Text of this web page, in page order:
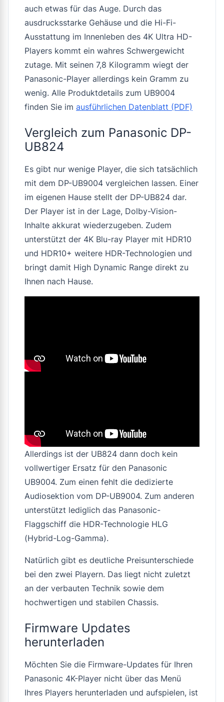
auch etwas für das Auge. Durch das
ausdrucksstarke Gehäuse und die Hi-Fi-
Ausstattung im Innenleben des 4K Ultra HD-
Players kommt ein wahres Schwergewicht
zutage. Mit seinen 7,8 Kilogramm wiegt der
Panasonic-Player allerdings kein Gramm zu
wenig. Alle Produktdetails zum UB9004
finden Sie im ausführlichen Datenblatt (PDF)
Vergleich zum Panasonic DP-
UB824
Es gibt nur wenige Player, die sich tatsächlich
mit dem DP-UB9004 vergleichen lassen. Einer
im eigenen Hause stellt der DP-UB824 dar.
Der Player ist in der Lage, Dolby-Vision-
Inhalte akkurat wiederzugeben. Zudem
unterstützt der 4K Blu-ray Player mit HDR10
und HDR10+ weitere HDR-Technologien und
bringt damit High Dynamic Range direkt zu
Ihnen nach Hause.
Allerdings ist der UB824 dann doch kein
vollwertiger Ersatz für den Panasonic
UB9004. Zum einen fehlt die dedizierte
Audiosektion vom DP-UB9004. Zum anderen
unterstützt lediglich das Panasonic-
Flaggschiff die HDR-Technologie HLG
(Hybrid-Log-Gamma).
Natürlich gibt es deutliche Preisunterschiede
bei den zwei Playern. Das liegt nicht zuletzt
an der verbauten Technik sowie dem
hochwertigen und stabilen Chassis.
Firmware Updates
herunterladen
Möchten Sie die Firmware-Updates für Ihren
Panasonic 4K-Player nicht über das Menü
Ihres Players herunterladen und aufspielen, ist